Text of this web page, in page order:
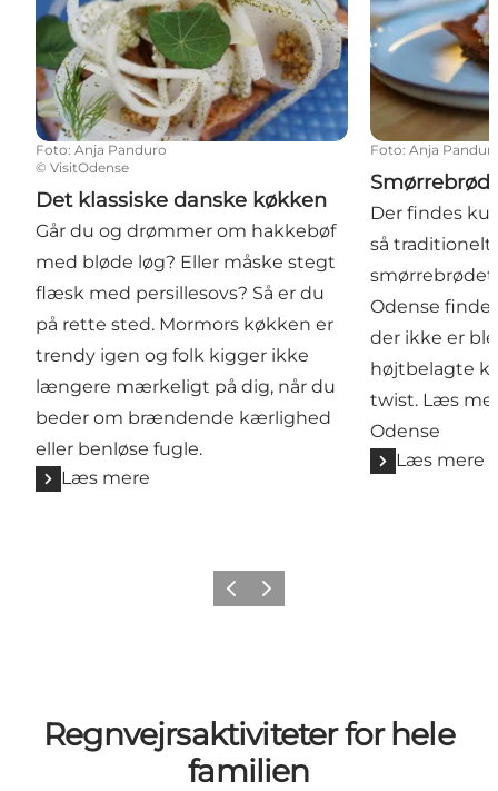
Foto: Anja Panduro
© VisitOdense
Det klassiske danske køkken
Går du og drømmer om hakkebøf
med bløde løg? Eller måske stegt
flæsk med persillesovs? Så er du
på rette sted. Mormors køkken er
trendy igen og folk kigger ikke
længere mærkeligt på dig, når du
beder om brændende kærlighed
eller benløse fugle.
Læs mere
Foto: Anja
Smørrebrød
Der findes
så traditionelt
Odense finde
der ikke er
højtbelagte
twist. Læs
Odense
Læs mere
ForrigeNæste
Regnvejrsaktiviteter for hele
familien